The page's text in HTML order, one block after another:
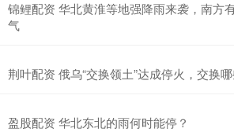
锦鲤配资 华北黄淮等地强降雨来袭，南方
气
荆叶配资 俄乌“交换领土”达成停火，交换
盈股配资 华北东北的雨何时能停？